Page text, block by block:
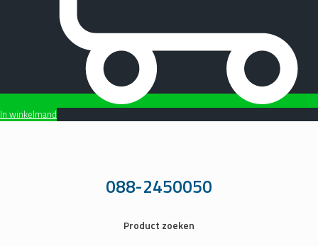
In winkelmand
088-2450050
Product zoeken